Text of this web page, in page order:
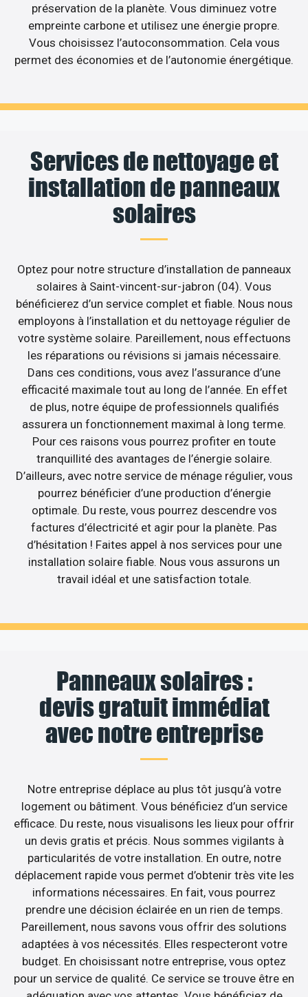
préservation de la planète. Vous diminuez votre
empreinte carbone et utilisez une énergie propre.
Vous choisissez l’autoconsommation. Cela vous
permet des économies et de l’autonomie énergétique.
Services de nettoyage et
installation de panneaux
solaires
Optez pour notre structure d’installation de panneaux
solaires à Saint-vincent-sur-jabron (04). Vous
bénéficierez d’un service complet et fiable. Nous nous
employons à l’installation et du nettoyage régulier de
votre système solaire. Pareillement, nous effectuons
les réparations ou révisions si jamais nécessaire.
Dans ces conditions, vous avez l’assurance d’une
efficacité maximale tout au long de l’année. En effet
de plus, notre équipe de professionnels qualifiés
assurera un fonctionnement maximal à long terme.
Pour ces raisons vous pourrez profiter en toute
tranquillité des avantages de l’énergie solaire.
D’ailleurs, avec notre service de ménage régulier, vous
pourrez bénéficier d’une production d’énergie
optimale. Du reste, vous pourrez descendre vos
factures d’électricité et agir pour la planète. Pas
d’hésitation ! Faites appel à nos services pour une
installation solaire fiable. Nous vous assurons un
travail idéal et une satisfaction totale.
Panneaux solaires :
devis gratuit immédiat
avec notre entreprise
Notre entreprise déplace au plus tôt jusqu’à votre
logement ou bâtiment. Vous bénéficiez d’un service
efficace. Du reste, nous visualisons les lieux pour offrir
un devis gratis et précis. Nous sommes vigilants à
particularités de votre installation. En outre, notre
déplacement rapide vous permet d’obtenir très vite les
informations nécessaires. En fait, vous pourrez
prendre une décision éclairée en un rien de temps.
Pareillement, nous savons vous offrir des solutions
adaptées à vos nécessités. Elles respecteront votre
budget. En choisissant notre entreprise, vous optez
pour un service de qualité. Ce service se trouve être en